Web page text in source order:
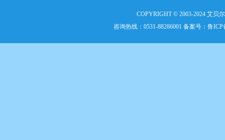
COPYRIGHT © 2003-2024 艾贝
咨询热线：0531-88286001 备案号： 鲁ICP